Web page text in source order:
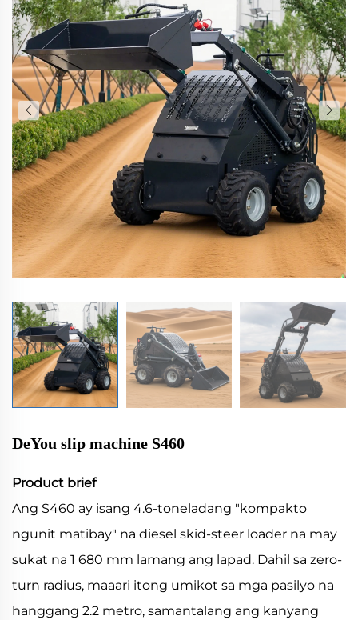
DeYou slip machine S460
Product brief
Ang S460 ay isang 4.6-toneladang "kompakto
ngunit matibay" na diesel skid-steer loader na may
sukat na 1 680 mm lamang ang lapad. Dahil sa zero-
turn radius, maaari itong umikot sa mga pasilyo na
hanggang 2.2 metro, samantalang ang kanyang